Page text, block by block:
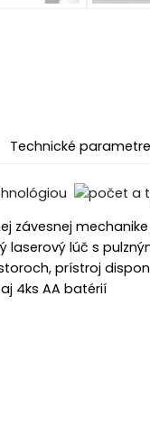
Technické parametre
závesnej
laserový lúč s
prístroj
4ks AA batérií